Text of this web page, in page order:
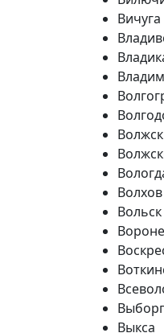
Вичуга
Волжск
Волхов
Вольск
Выборг
Выкса